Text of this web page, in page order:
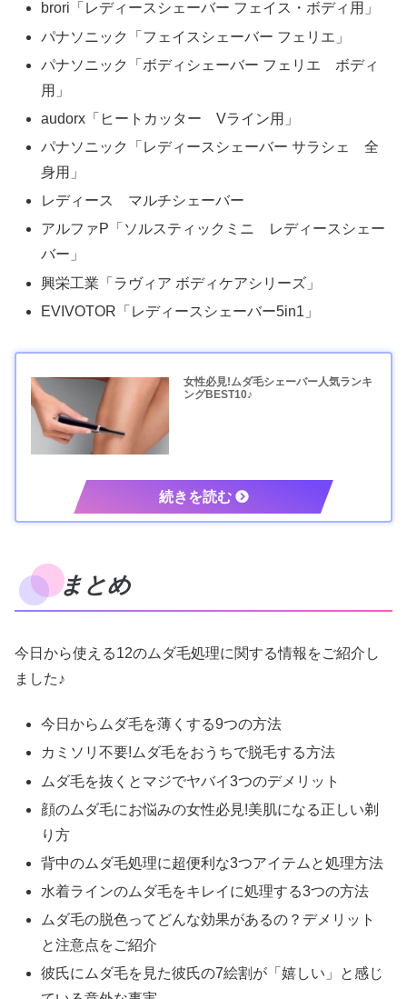
brori「レディースシェーバー フェイス・ボディ用」
パナソニック「フェイスシェーバー フェリエ」
パナソニック「ボディシェーバー フェリエ ボディ
用」
audorx「ヒートカッター Vライン用」
パナソニック「レディースシェーバー サラシェ 全
身用」
レディース マルチシェーバー
アルファP「ソルスティックミニ レディースシェー
バー」
興栄工業「ラヴィア ボディケアシリーズ」
EVIVOTOR「レディースシェーバー5in1」
女性必見!ムダ毛シェーバー人気ランキ
ングBEST10♪
まとめ
今日から使える12のムダ毛処理に関する情報をご紹介し
ました♪
今日からムダ毛を薄くする9つの方法
カミソリ不要!ムダ毛をおうちで脱毛する方法
ムダ毛を抜くとマジでヤバイ3つのデメリット
顔のムダ毛にお悩みの女性必見!美肌になる正しい剃
り方
背中のムダ毛処理に超便利な3つアイテムと処理方法
水着ラインのムダ毛をキレイに処理する3つの方法
ムダ毛の脱色ってどんな効果があるの？デメリット
と注意点をご紹介
彼氏にムダ毛を見た彼氏の7絵割が「嬉しい」と感じ